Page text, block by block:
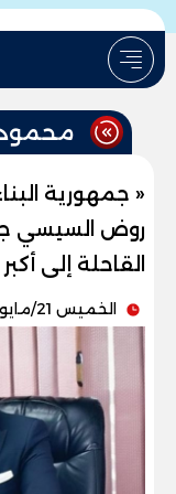
محمود
« جمهورية
روض السيسي
القاحلة إلى
الخميس 21/مايو/2026 - 03:50 م